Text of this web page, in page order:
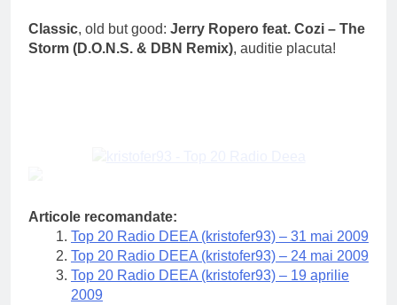
Classic, old but good: Jerry Ropero feat. Cozi – The
Storm (D.O.N.S. & DBN Remix), auditie placuta!
Articole recomandate:
Top 20 Radio DEEA (kristofer93) – 31 mai 2009
Top 20 Radio DEEA (kristofer93) – 24 mai 2009
Top 20 Radio DEEA (kristofer93) – 19 aprilie
2009